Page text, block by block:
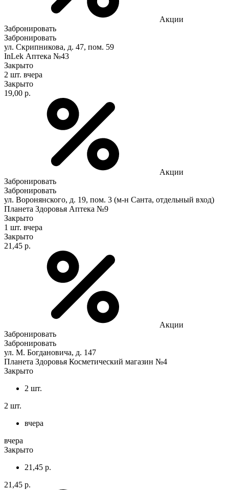
Акции
Забронировать
Забронировать
ул. Скрипникова, д. 47, пом. 59
InLek Аптека №43
Закрыто
2 шт. вчера
Закрыто
19,00 р.
Акции
Забронировать
Забронировать
ул. Воронянского, д. 19, пом. 3 (м-н Санта, отдельный вход)
Планета Здоровья Аптека №9
Закрыто
1 шт. вчера
Закрыто
21,45 р.
Акции
Забронировать
Забронировать
ул. М. Богдановича, д. 147
Планета Здоровья Косметический магазин №4
Закрыто
2 шт.
2 шт.
вчера
вчера
Закрыто
21,45 р.
21,45 р.